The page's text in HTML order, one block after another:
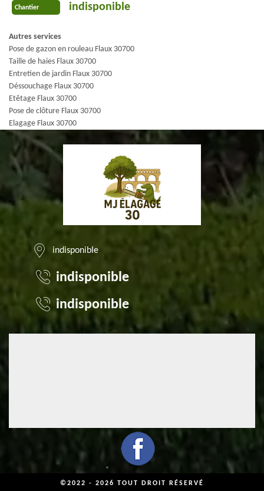
Chantier indisponible
Autres services
Pose de gazon en rouleau Flaux 30700
Taille de haies Flaux 30700
Entretien de jardin Flaux 30700
Déssouchage Flaux 30700
Etêtage Flaux 30700
Pose de clôture Flaux 30700
Elagage Flaux 30700
indisponible
indisponible
indisponible
©2022 - 2026 TOUT DROIT RÉSERVÉ